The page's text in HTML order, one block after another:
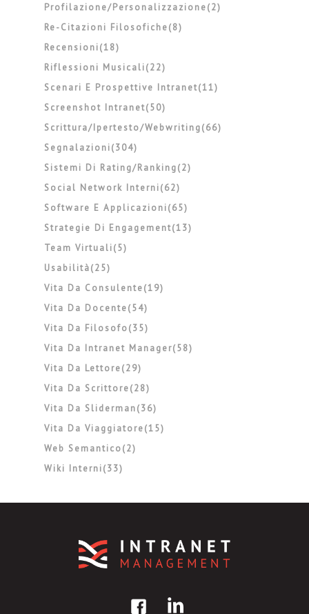
Profilazione/personalizzazione(2)
Re-Citazioni Filosofiche(8)
Recensioni(18)
Riflessioni Musicali(22)
Scenari E Prospettive Intranet(11)
Screenshot Intranet(50)
Scrittura/ipertesto/webwriting(66)
Segnalazioni(304)
Sistemi Di Rating/ranking(2)
Social Network Interni(62)
Software E Applicazioni(65)
Strategie Di Engagement(13)
Team Virtuali(5)
Usabilità(25)
Vita Da Consulente(19)
Vita Da Docente(54)
Vita Da Filosofo(35)
Vita Da Intranet Manager(58)
Vita Da Lettore(29)
Vita Da Scrittore(28)
Vita Da Sliderman(36)
Vita Da Viaggiatore(15)
Web Semantico(2)
Wiki Interni(33)